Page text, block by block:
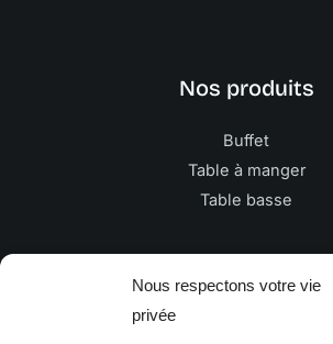
Nous respectons votre vie
privée
Nos produits
Buffet
Table à manger
Table basse
Newsletter